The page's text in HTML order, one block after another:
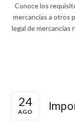
Conoce los
mercancías a otros
legal de mercancías
24
AGO